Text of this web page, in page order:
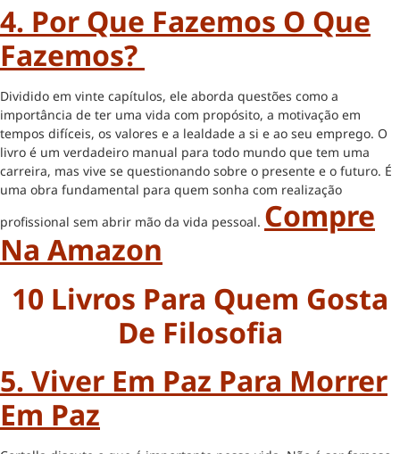
4. Por Que Fazemos O Que
Fazemos?
Dividido em vinte capítulos, ele aborda questões como a
importância de ter uma vida com propósito, a motivação em
tempos difíceis, os valores e a lealdade a si e ao seu emprego. O
livro é um verdadeiro manual para todo mundo que tem uma
carreira, mas vive se questionando sobre o presente e o futuro. É
uma obra fundamental para quem sonha com realização
profissional sem abrir mão da vida pessoal. Compre
Na Amazon
10 Livros Para Quem Gosta
De Filosofia
5. Viver Em Paz Para Morrer
Em Paz